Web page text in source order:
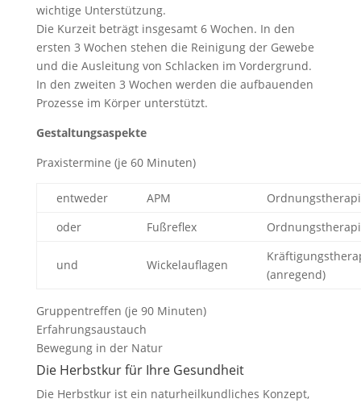
wichtige Unterstützung.
Die Kurzeit beträgt insgesamt 6 Wochen. In den
ersten 3 Wochen stehen die Reinigung der Gewebe
und die Ausleitung von Schlacken im Vordergrund.
In den zweiten 3 Wochen werden die aufbauenden
Prozesse im Körper unterstützt.
Gestaltungsaspekte
Praxistermine (je 60 Minuten)
entweder APM
oder
Fußreflex
und Wickelauflagen
(anregend)
Gruppentreffen (je 90 Minuten)
Erfahrungsaustauch
Bewegung in der Natur
Die Herbstkur für Ihre Gesundheit
Die Herbstkur ist ein naturheilkundliches Konzept,